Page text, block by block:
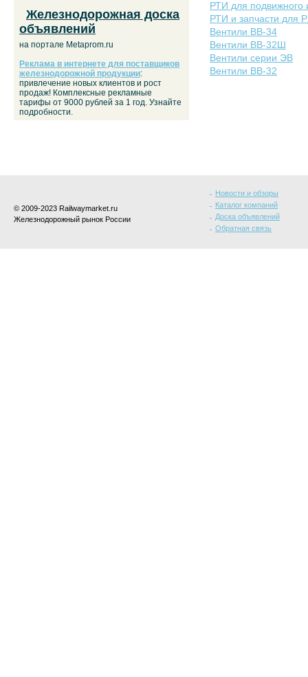
РТИ для подвижного
РТИ и запчасти для
Вентили ВВ-34
Вентили ВВ-32Ш
Вентили серии ЭВ
Вентили ВВ-32
Железнодорожная доска
объявлений
на портале Metaprom.ru
Реклама в интернете для поставщиков
железнодорожной продукции:
привлечение новых клиентов и рост
продаж! Комплексные рекламные
тарифы от 9000 рублей за 1 год. Узнайте
подробности.
© 2009-2023 Railwaymarket.ru
Железнодорожный рынок России
Новости и обзоры
Каталог компаний
Доска объявлений
Обратная связь